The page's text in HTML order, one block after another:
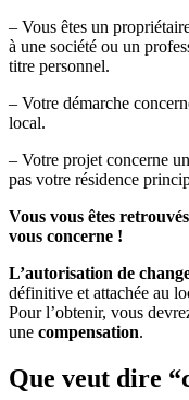
– Vous êtes un
à une société ou un
titre personnel.
– Votre démarche
local.
– Votre projet concerne
pas votre résidence
Vous vous êtes
vous concerne !
L’autorisation de
définitive et attachée au
Pour l’obtenir, vous
une compensation.
Que veut dire